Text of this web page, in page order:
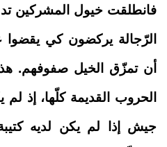
فانطلقت خيول المشركين
الرّجالة يركضون كي
أن تمزّق الخيل صفوفهم.
الحروب القديمة كلّها، إذ
جيش إذا لم يكن لديه